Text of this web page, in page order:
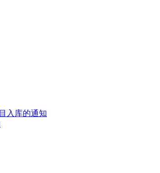
入库的通知